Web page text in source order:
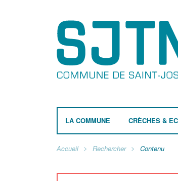
LA COMMUNE CRÈCHES &
Accueil Rechercher Contenu